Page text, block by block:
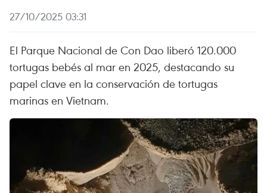
27/10/2025 03:31
El Parque Nacional de Con Dao liberó 120.000
tortugas bebés al mar en 2025, destacando su
papel clave en la conservación de tortugas
marinas en Vietnam.